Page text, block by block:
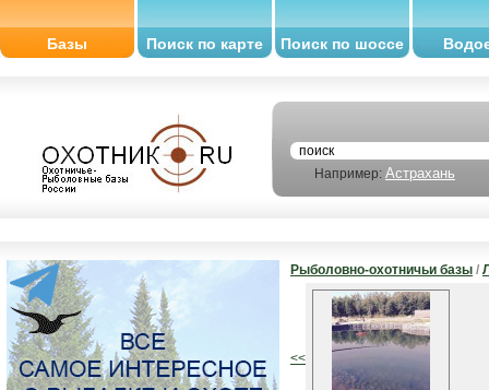
Базы Поиск по карте Поиск по шоссе
Например: Астрахань
Рыболовно-охотничьи базы /
<<